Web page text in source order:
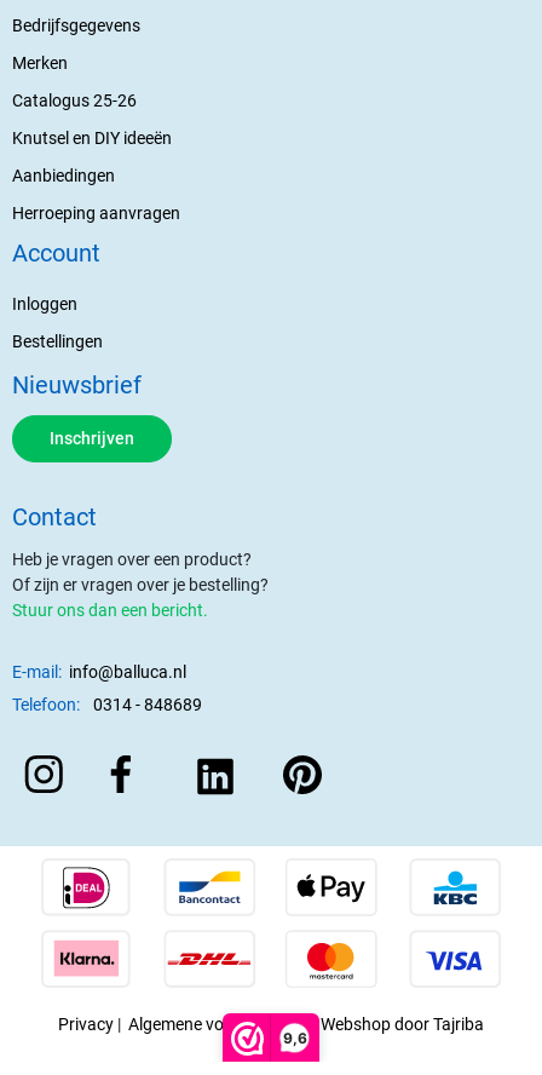
9,6
Bedrijfsgegevens
Merken
Catalogus 25-26
Knutsel en DIY ideeën
Aanbiedingen
Herroeping aanvragen
Account
Inloggen
Bestellingen
Nieuwsbrief
Inschrijven
Contact
Heb je vragen over een product?
Of zijn er vragen over je bestelling?
Stuur ons dan een bericht.
E-mail: info@balluca.nl
Telefoon:
0314 - 848689
Privacy | Algemene voorwaarden|Webshop door Tajriba